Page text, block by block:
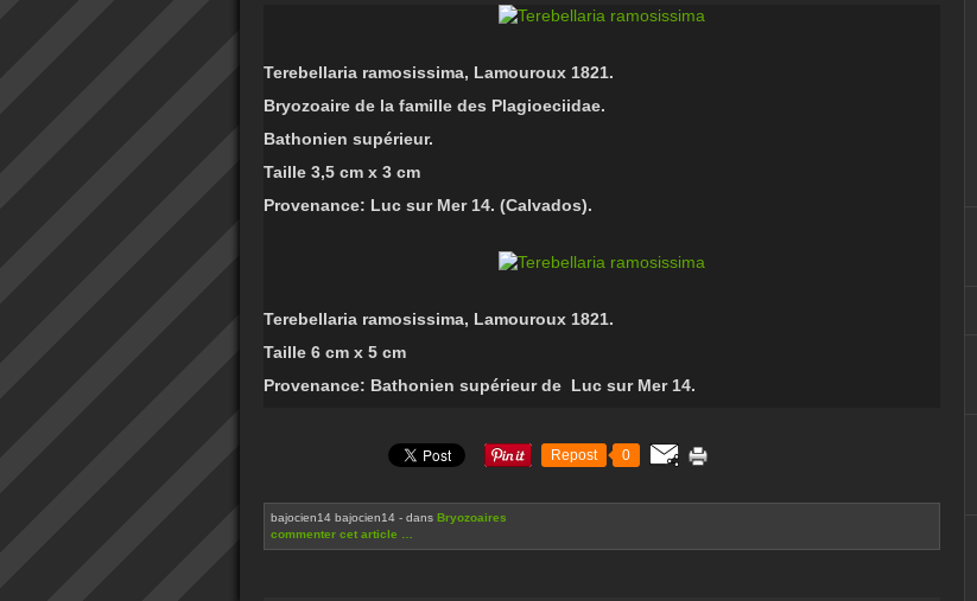
Terebellaria ramosissima, Lamouroux 1821.
Bryozoaire de la famille des Plagioeciidae.
Bathonien supérieur.
Taille 3,5 cm x 3 cm
Provenance: Luc sur Mer 14. (Calvados).
Terebellaria ramosissima, Lamouroux 1821.
Taille 6 cm x 5 cm
Provenance: Bathonien supérieur de Luc sur Mer 14.
Repost 0
bajocien14 bajocien14 - dans Bryozoaires
commenter cet article